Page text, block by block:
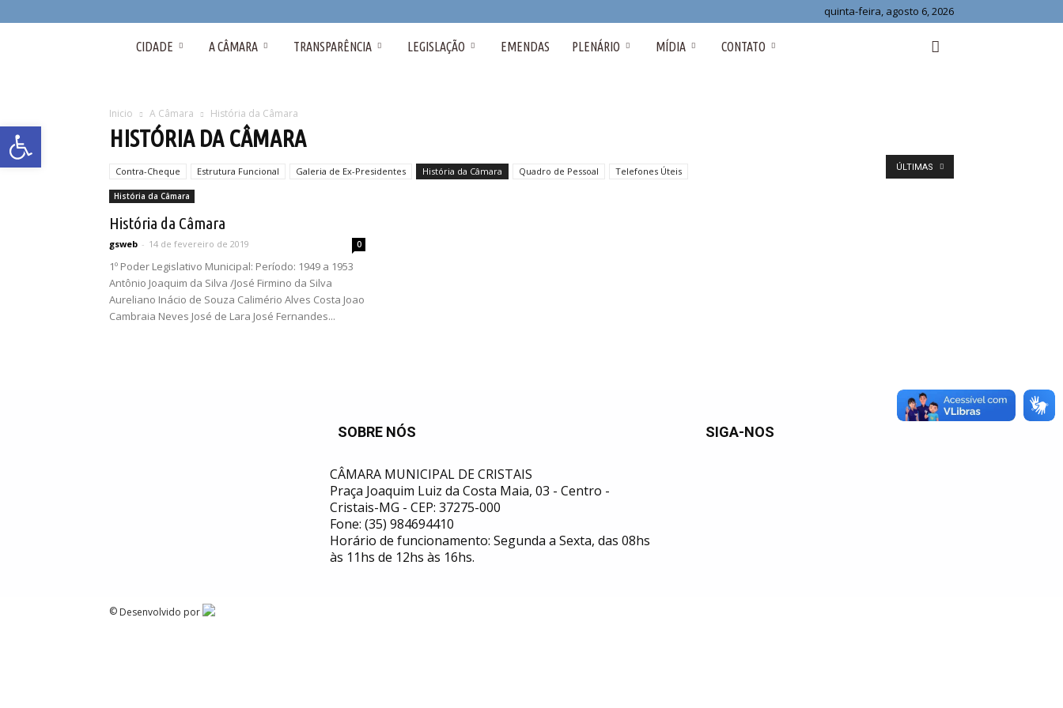
Abrir a barra de ferramentas
quinta-feira, agosto 6, 2026
Câmara
de
Cristais-
CIDADE A CÂMARA TRANSPARÊNCIA LEGISLAÇÃO EMENDAS PLENÁRIO MÍDIA CONTATO
Inicio A Câmara História da Câmara
HISTÓRIA DA CÂMARA
Contra-Cheque Estrutura Funcional Galeria de Ex-Presidentes História da Câmara Quadro de Pessoal Telefones Úteis ÚLTIMAS
História da Câmara
História da Câmara
gsweb - 14 de fevereiro de 2019 0
1º Poder Legislativo Municipal: Período: 1949 a 1953
Antônio Joaquim da Silva /José Firmino da Silva
Aureliano Inácio de Souza Calimério Alves Costa Joao
Cambraia Neves José de Lara José Fernandes...
SOBRE NÓS
CÂMARA MUNICIPAL DE CRISTAIS
Praça Joaquim Luiz da Costa Maia, 03 - Centro -
Cristais-MG - CEP: 37275-000
Fone: (35) 984694410
Horário de funcionamento: Segunda a Sexta, das 08hs
às 11hs de 12hs às 16hs.
SIGA-NOS
© Desenvolvido por